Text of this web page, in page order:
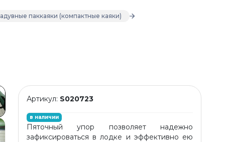
паккаяки (компактные каяки)
Артикул: S020723
в наличии
Пяточный упор позволяет надежно
зафиксироваться в лодке и эффективно ею